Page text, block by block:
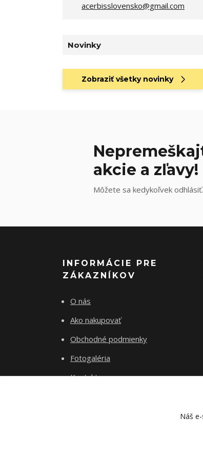
acerbisslovensko@gmail.com
Novinky
Zobraziť všetky novinky
akcie a zľavy!
Môžete sa kedykoľvek
INFORMÁCIE PRE
ZÁKAZNÍKOV
O nás
Ako nakupovať
Obchodné podmienky
Fotogaléria
Kontakty
Náš